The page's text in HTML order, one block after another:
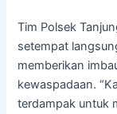
Tim Polsek
setempat
memberikan
kewaspadaan.
terdampak untuk